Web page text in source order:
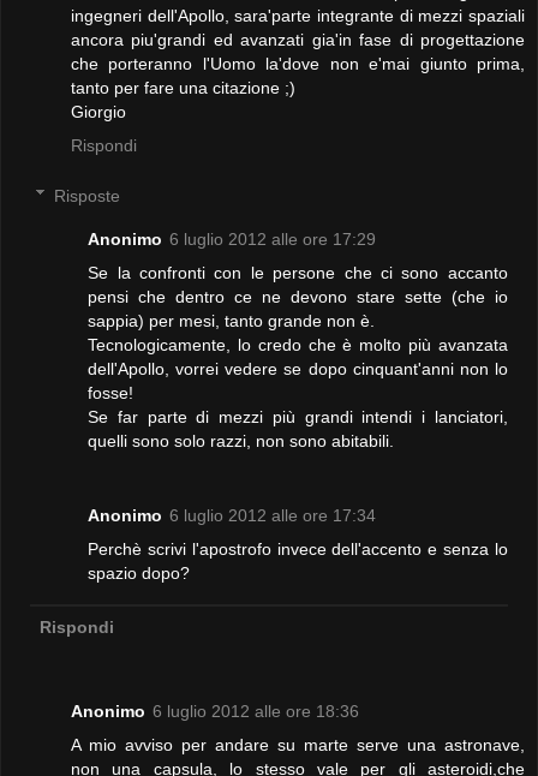
ingegneri dell'Apollo, sara'parte integrante di mezzi spaziali
ancora piu'grandi ed avanzati gia'in fase di progettazione
che porteranno l'Uomo la'dove non e'mai giunto prima,
tanto per fare una citazione ;)
Giorgio
Rispondi
Risposte
Anonimo 6 luglio 2012 alle ore 17:29
Se la confronti con le persone che ci sono accanto
pensi che dentro ce ne devono stare sette (che io
sappia) per mesi, tanto grande non è.
Tecnologicamente, lo credo che è molto più avanzata
dell'Apollo, vorrei vedere se dopo cinquant'anni non lo
fosse!
Se far parte di mezzi più grandi intendi i lanciatori,
quelli sono solo razzi, non sono abitabili.
Anonimo 6 luglio 2012 alle ore 17:34
Perchè scrivi l'apostrofo invece dell'accento e senza lo
spazio dopo?
Rispondi
Anonimo 6 luglio 2012 alle ore 18:36
A mio avviso per andare su marte serve una astronave,
non una capsula, lo stesso vale per gli asteroidi,che